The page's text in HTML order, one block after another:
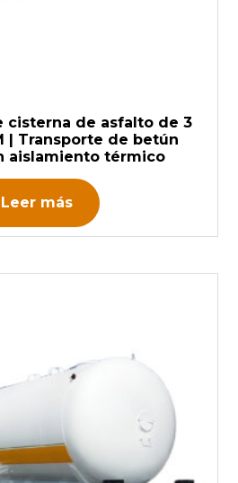
cisterna de asfalto de 3
| Transporte de betún
aislamiento térmico
Leer más